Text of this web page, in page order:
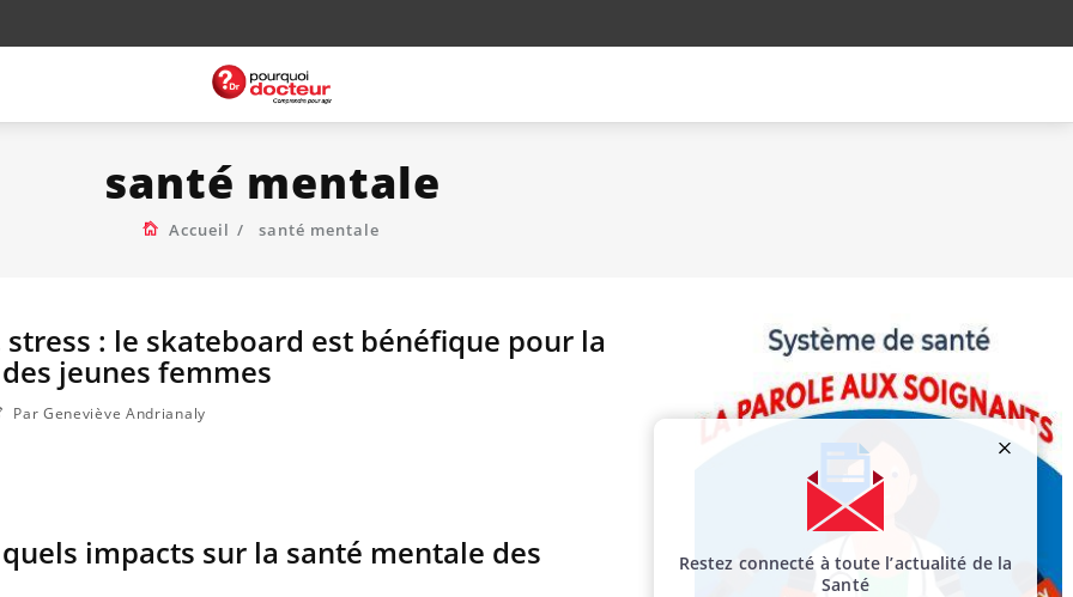
santé mentale
Accueil santé mentale
: le skateboard est bénéfique pour la
jeunes femmes
Par Geneviève Andrianaly
impacts sur la santé mentale des
Restez connecté à toute l’actualité de la
Santé